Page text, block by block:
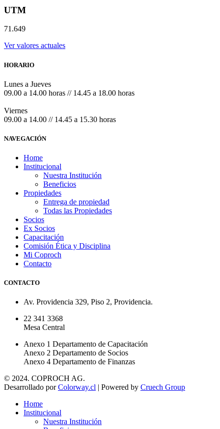
UTM
71.649
Ver valores actuales
HORARIO
Lunes a Jueves
09.00 a 14.00 horas // 14.45 a 18.00 horas
Viernes
09.00 a 14.00 // 14.45 a 15.30 horas
NAVEGACIÓN
Home
Institucional
Nuestra Institución
Beneficios
Propiedades
Entrega de propiedad
Todas las Propiedades
Socios
Ex Socios
Capacitación
Comisión Ética y Disciplina
Mi Coproch
Contacto
CONTACTO
Av. Providencia 329, Piso 2, Providencia.
22 341 3368
Mesa Central
Anexo 1 Departamento de Capacitación
Anexo 2 Departamento de Socios
Anexo 4 Departamento de Finanzas
© 2024. COPROCH AG.
Desarrollado porColorway.cl | Powered by Cruech Group
Home
Institucional
Nuestra Institución